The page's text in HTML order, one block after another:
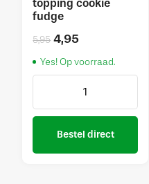
topping cookie
fudge
5,95 4,95
Yes! Op voorraad.
Bestel direct